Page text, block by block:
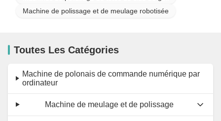
Machine de polissage et de meulage robotisée
Toutes Les Catégories
Machine de polonais de commande numérique par
ordinateur
Machine de meulage et de polissage